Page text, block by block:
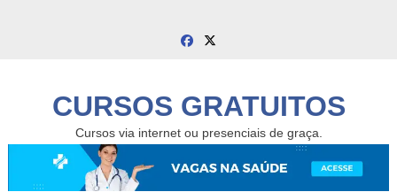
CURSOS GRATUITOS
Cursos via internet ou presenciais de graça.